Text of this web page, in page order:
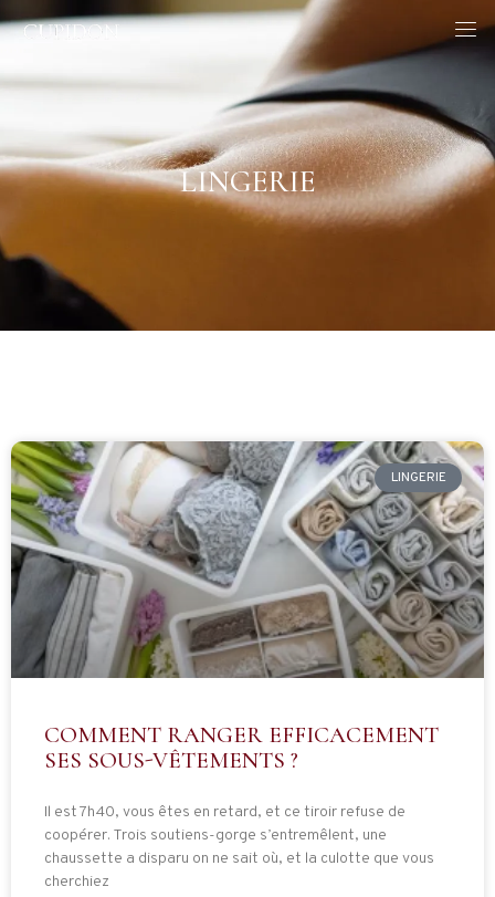
LINGERIE
LINGERIE
COMMENT RANGER EFFICACEMENT
SES SOUS-VÊTEMENTS ?
Il est 7h40, vous êtes en retard, et ce tiroir refuse de
coopérer. Trois soutiens-gorge s’entremêlent, une
chaussette a disparu on ne sait où, et la culotte que vous
cherchiez